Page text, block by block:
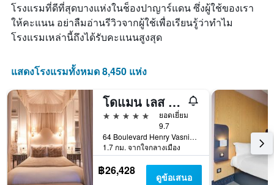
โรงแรมที่ดีที่สุดบางแห่งในช็องปาญาร์แดน ซึ่งผู้ใช้ของเรา
ให้คะแนน อย่าลืมอ่านรีวิวจากผู้ใช้เพื่อเรียนรู้ว่าทำไม
โรงแรมเหล่านี้ถึงได้รับคะแนนสูงสุด
แสดงโรงแรมทั้งหมด 8,450 แห่ง
โดแมน เลส คราเยร์ส
5 ดาว
ยอดเยี่ยม
9.7
64 Boulevard Henry Vasnier, แร็งส์, มาร์น, ฝรั่งเศส
1.7 กม. จากใจกลางเมือง
฿26,428 ดูข้อเสนอ